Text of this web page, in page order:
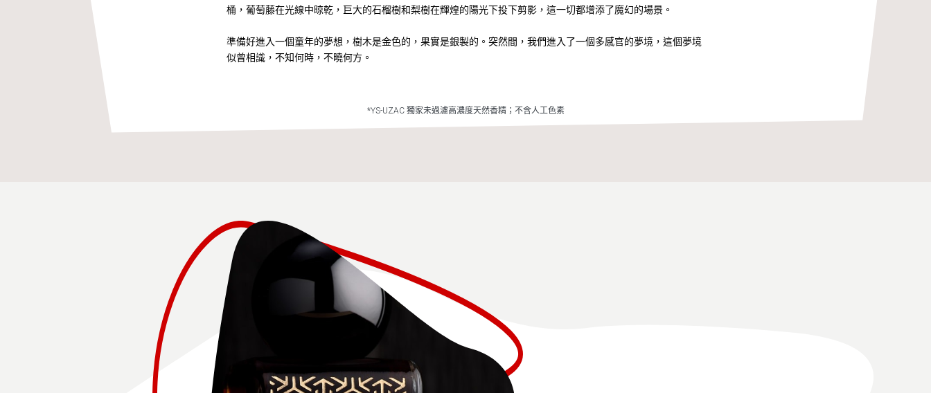
桶，葡萄藤在光線中晾乾，巨大的石榴樹和梨樹在輝煌的陽光下投下剪影，這一切都增添了魔幻的場景。
準備好進入一個童年的夢想，樹木是金色的，果實是銀製的。突然間，我們進入了一個多感官的夢境，這個夢境
似曾相識，不知何時，不曉何方。
*YS-UZAC 獨家未過濾高濃度天然香精；不含人工色素